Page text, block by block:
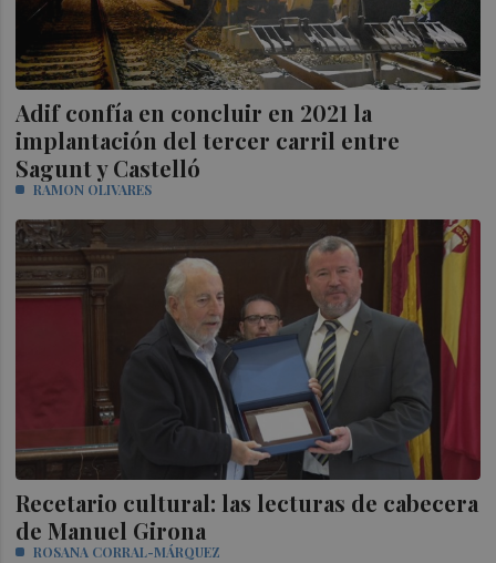
Adif confía en concluir en 2021 la
implantación del tercer carril entre
Sagunt y Castelló
RAMON OLIVARES
Recetario cultural: las lecturas de cabecera
de Manuel Girona
ROSANA CORRAL-MÁRQUEZ